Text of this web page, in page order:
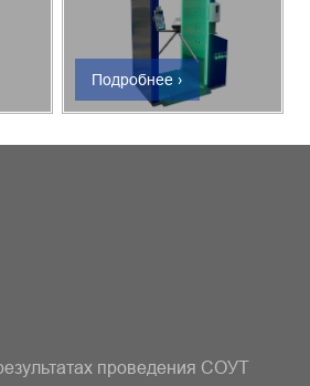
Подробнее ›
проведения СОУТ